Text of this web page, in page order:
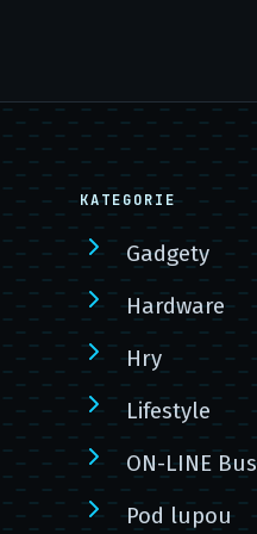
KATEGORIE
Gadgety
Hardware
Hry
Lifestyle
ON-LINE
Pod lupou